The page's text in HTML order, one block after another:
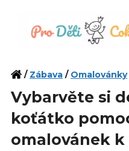
/ Zábava / Omalovánky
Vybarvěte si
koťátko
omalovánek